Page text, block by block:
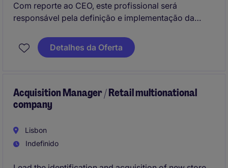
Com reporte ao CEO, este profissional será
responsável pela definição e implementação da
Detalhes da Oferta
Acquisition Manager / Retail multionational
company
Lisbon
Indefinido